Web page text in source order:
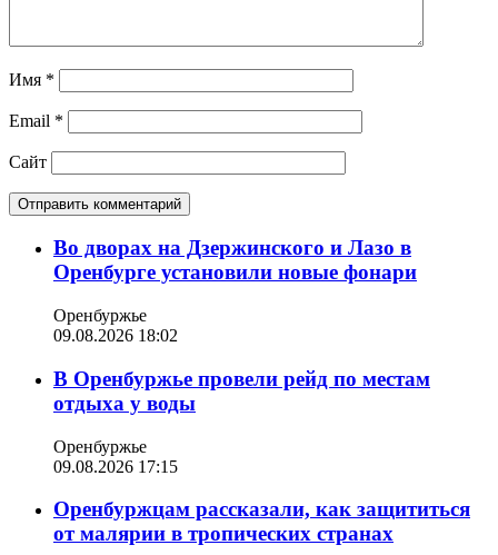
Имя *
Email *
Сайт
Во дворах на Дзержинского и Лазо в
Оренбурге установили новые фонари
Оренбуржье
09.08.2026 18:02
В Оренбуржье провели рейд по местам
отдыха у воды
Оренбуржье
09.08.2026 17:15
Оренбуржцам рассказали, как защититься
от малярии в тропических странах